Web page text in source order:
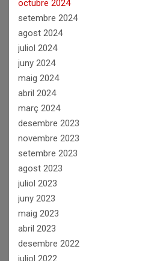
octubre 2024
setembre 2024
agost 2024
juliol 2024
juny 2024
maig 2024
abril 2024
març 2024
desembre 2023
novembre 2023
setembre 2023
agost 2023
juliol 2023
juny 2023
maig 2023
abril 2023
desembre 2022
juliol 2022